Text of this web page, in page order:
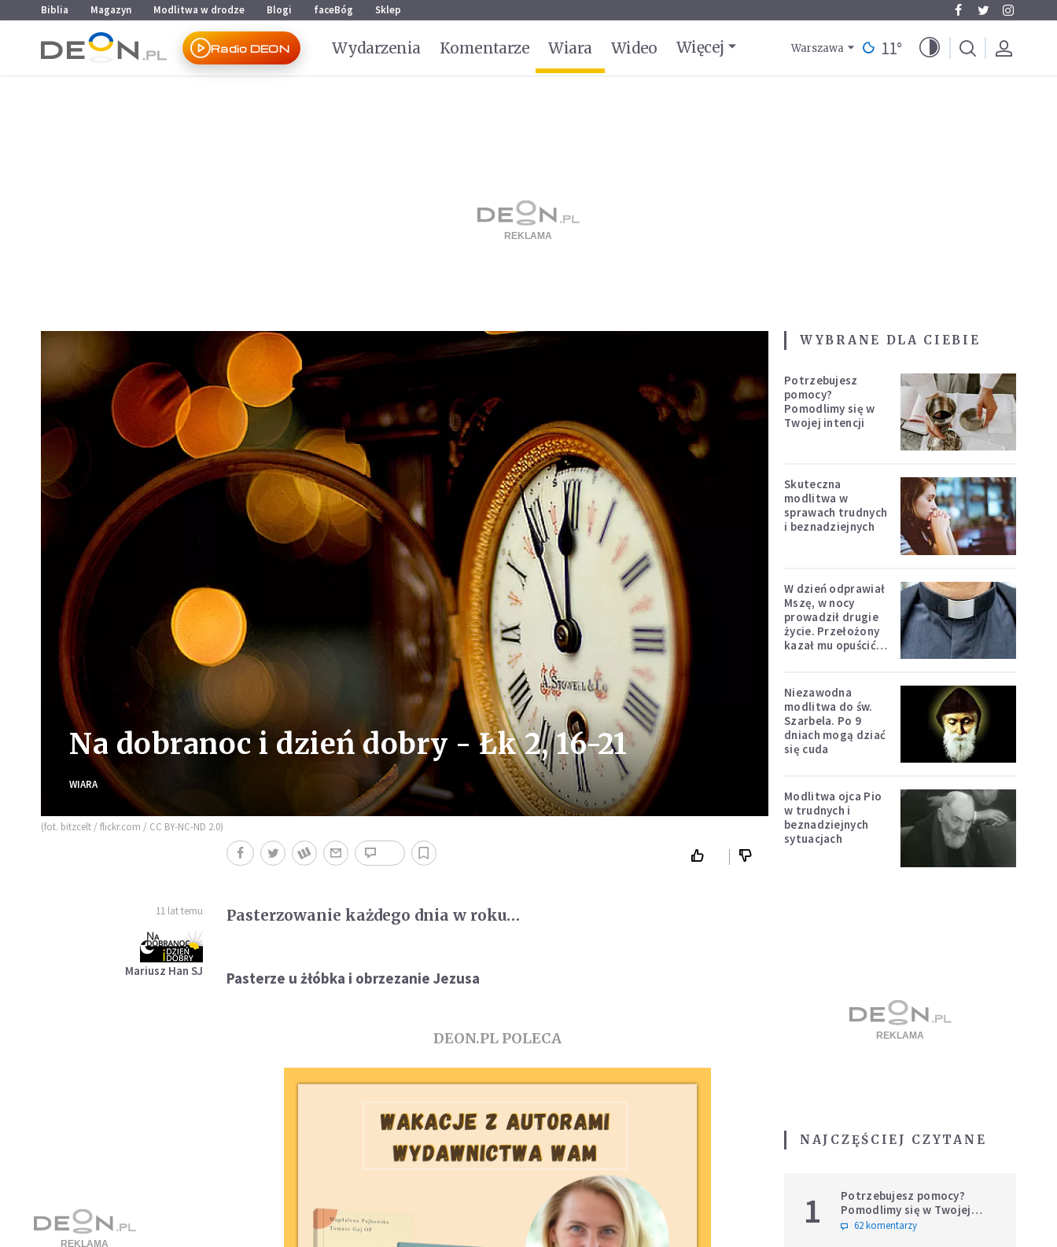
Przejdź do menu głównego
Przejdź do treści
Biblia Magazyn Modlitwa w drodze Blogi faceBóg Sklep
Radio DEON Wydarzenia Komentarze Wiara Wideo Więcej Warszawa 11°
Na dobranoc i dzień dobry - Łk 2, 16-21
WIARA
(fot. bitzcelt / flickr.com / CC BY-NC-ND 2.0)
11 lat temu
Mariusz Han SJ
Pasterzowanie każdego dnia w roku…
Pasterze u żłóbka i obrzezanie Jezusa
DEON.PL POLECA
WYBRANE DLA CIEBIE
Potrzebujesz
pomocy?
Pomodlimy się w
Twojej intencji
Skuteczna
modlitwa w
sprawach trudnych
i beznadziejnych
W dzień odprawiał
Mszę, w nocy
prowadził drugie
życie. Przełożony
kazał mu opuścić
Niezawodna
modlitwa do św.
Szarbela. Po 9
dniach mogą dziać
się cuda
Modlitwa ojca Pio
w trudnych i
beznadziejnych
sytuacjach
NAJCZĘŚCIEJ CZYTANE
1
Potrzebujesz pomocy?
Pomodlimy się w Twojej
intencji
62 komentarzy